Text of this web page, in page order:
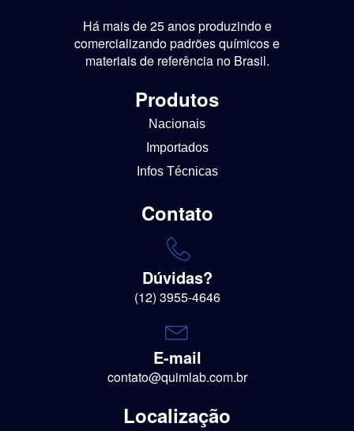
Há mais de 25 anos produzindo e
comercializando padrões químicos e
materiais de referência no Brasil.
Produtos
Nacionais
Importados
Infos Técnicas
Contato
Dúvidas?
(12) 3955-4646
E-mail
contato@quimlab.com.br
Localização